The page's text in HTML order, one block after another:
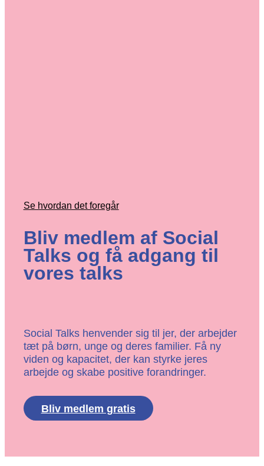
Se hvordan det foregår
Bliv medlem af Social
Talks og få adgang til
vores talks
Social Talks henvender sig til jer, der arbejder
tæt på børn, unge og deres familier. Få ny
viden og kapacitet, der kan styrke jeres
arbejde og skabe positive forandringer.
Bliv medlem gratis